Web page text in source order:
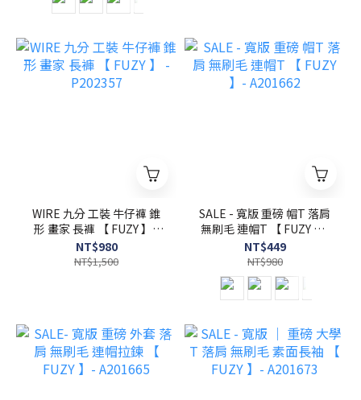
WIRE 九分 工裝 牛仔褲 錐
形 畫家 長褲 【 FUZY 】 -
P202357
NT$980
NT$1,500
SALE - 寬版 重磅 帽T 落肩
無刷毛 連帽T 【 FUZY 】-
A201662
NT$449
NT$980